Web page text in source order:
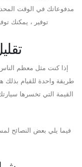
مدفوعاتك في الوقت
توفير ، يمكنك
إذا كنت مثل معظم
طريقة واحدة للقيام بذلك
القيمة التي تخسرها
فيما يلي بعض النصائح